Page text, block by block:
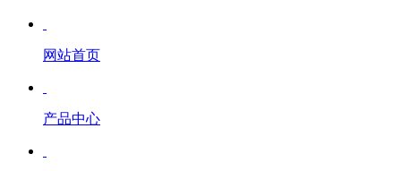
网站首页
产品中心